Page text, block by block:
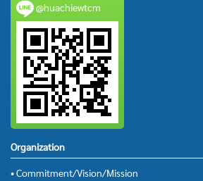
@huachiewtcm
Organization
• Commitment/Vision/Mission